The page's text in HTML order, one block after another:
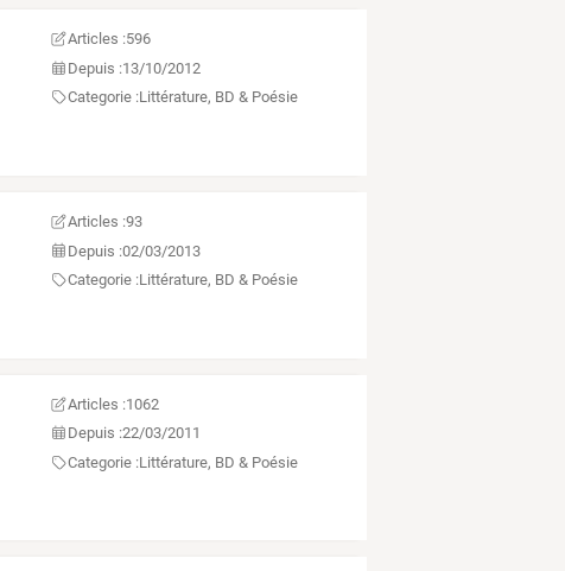
Articles :596
Depuis :13/10/2012
Categorie :Littérature, BD & Poésie
Articles :93
Depuis :02/03/2013
Categorie :Littérature, BD & Poésie
Articles :1062
Depuis :22/03/2011
Categorie :Littérature, BD & Poésie